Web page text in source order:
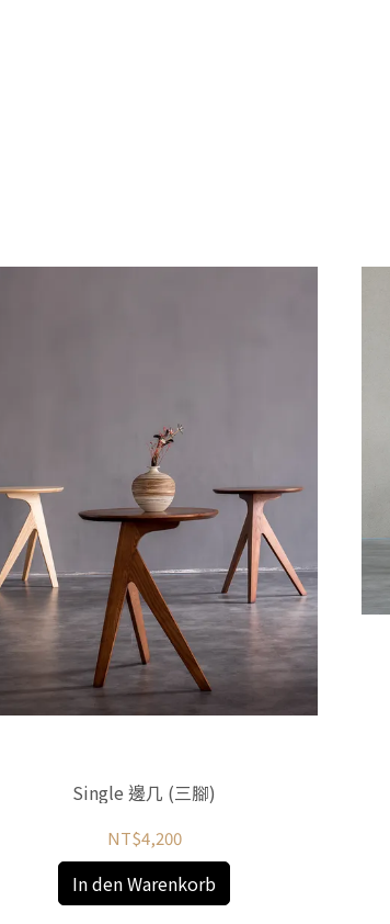
Single 邊几 (三腳)
NT$4,200
In den Warenkorb